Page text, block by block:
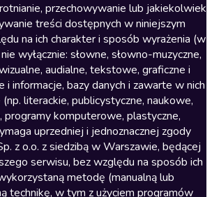
przechowywanie lub jakiekolwiek
treści dostępnych w niniejszym
na ich charakter i sposób wyrażenia (w
wyłącznie: słowne, słowno-muzyczne,
audialne, tekstowe, graficzne i
i informacje, bazy danych i zawarte w nich
literackie, publicystyczne, naukowe,
programy komputerowe, plastyczne,
uprzedniej i jednoznacznej zgody
z o.o. z siedzibą w Warszawie, będącej
serwisu, bez względu na sposób ich
metodę (manualną lub
technikę, w tym z użyciem programów